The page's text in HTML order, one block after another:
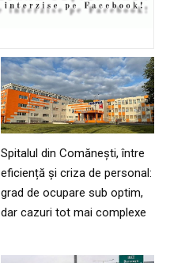
Spitalul din Comănești, între
eficiență și criza de personal:
grad de ocupare sub optim,
dar cazuri tot mai complexe